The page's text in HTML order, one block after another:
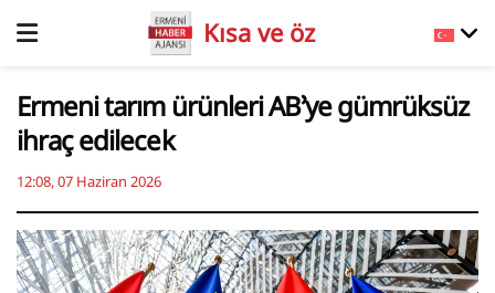
Kısa ve öz
Ermeni tarım ürünleri AB’ye gümrüksüz
ihraç edilecek
12:08, 07 Haziran 2026